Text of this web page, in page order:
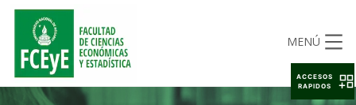
MENÚ
ACCESOS
RAPIDOS